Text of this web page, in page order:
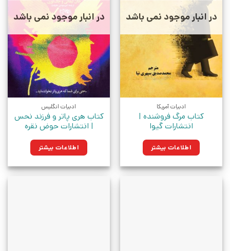
در انبار موجود نمی باشد
ادبیات آمریکا
کتاب مرگ فروشنده |
انتشارات گیوا
اطلاعات بیشتر
در انبار موجود نمی باشد
ادبیات انگلیس
کتاب هری پاتر و فرزند نحس
| انتشارات حوض نقره
اطلاعات بیشتر